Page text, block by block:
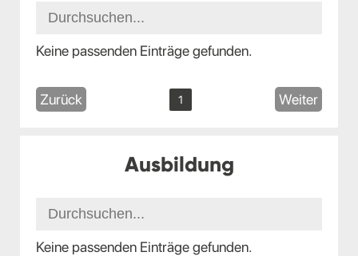
Keine passenden Einträge gefunden.
Zurück 1 Weiter
Ausbildung
Keine passenden Einträge gefunden.